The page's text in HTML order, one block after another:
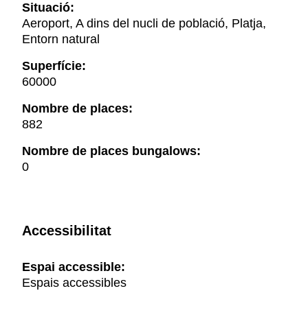
Situació:
Aeroport, A dins del nucli de població, Platja,
Entorn natural
Superfície:
60000
Nombre de places:
882
Nombre de places bungalows:
0
Accessibilitat
Espai accessible:
Espais accessibles